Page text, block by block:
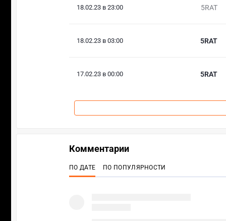
18.02.23 в 23:00 5RAT
18.02.23 в 03:00 5RAT
17.02.23 в 00:00 5RAT
Комментарии
ПО ДАТЕ ПО ПОПУЛЯРНОСТИ